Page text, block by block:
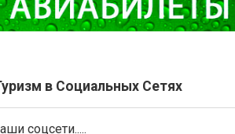
в Социальных Сетях
соцсети.....